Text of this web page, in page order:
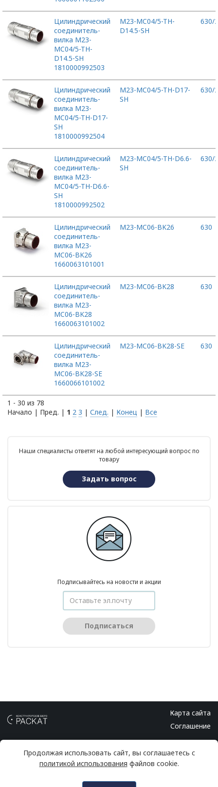
Цилиндрический
соединитель-
вилка M23-
MC04/5-TH-
D14.5-SH
1810000992503
M23-MC04/5-TH-
D14.5-SH
630/
Цилиндрический
соединитель-
вилка M23-
MC04/5-TH-D17-
SH
1810000992504
M23-MC04/5-TH-D17-
SH
630/
Цилиндрический
соединитель-
вилка M23-
MC04/5-TH-D6.6-
SH
1810000992502
M23-MC04/5-TH-D6.6-
SH
630/
Цилиндрический
соединитель-
вилка M23-
MC06-BK26
1660063101001
M23-MC06-BK26 630
Цилиндрический
соединитель-
вилка M23-
MC06-BK28
1660063101002
M23-MC06-BK28 630
Цилиндрический
соединитель-
вилка M23-
MC06-BK28-SE
1660066101002
M23-MC06-BK28-SE 630
1 - 30 из 78
Начало | Пред. | 1 2 3 | След. | Конец | Все
Наши специалисты ответят на любой интересующий вопрос по
товару
Задать вопрос
Подписывайтесь на новости и акции
Подписаться
Карта сайта
Соглашение
© 2026 Конструкторское бюро РАСКАТ
Продолжая использовать сайт, вы соглашаетесь с
политикой использования файлов cookie.